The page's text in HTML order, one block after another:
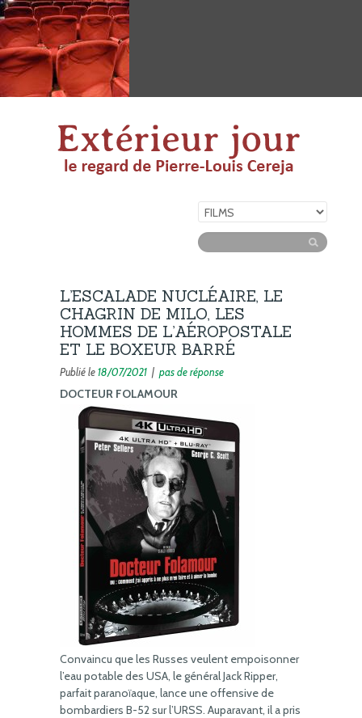
L’ESCALADE NUCLÉAIRE, LE
CHAGRIN DE MILO, LES
HOMMES DE L’AÉROPOSTALE
ET LE BOXEUR BARRÉ
Publié le18/07/2021 | pas de réponse
DOCTEUR FOLAMOUR
Convaincu que les Russes veulent empoisonner
l’eau potable des USA, le général Jack Ripper,
parfait paranoïaque, lance une offensive de
bombardiers B-52 sur l’URSS. Auparavant, il a pris